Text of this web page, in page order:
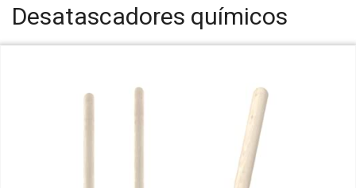
Desatascadores químicos